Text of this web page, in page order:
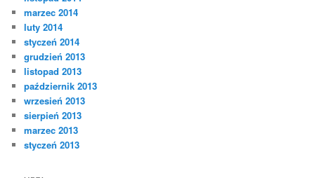
marzec 2014
luty 2014
styczeń 2014
grudzień 2013
listopad 2013
październik 2013
wrzesień 2013
sierpień 2013
marzec 2013
styczeń 2013